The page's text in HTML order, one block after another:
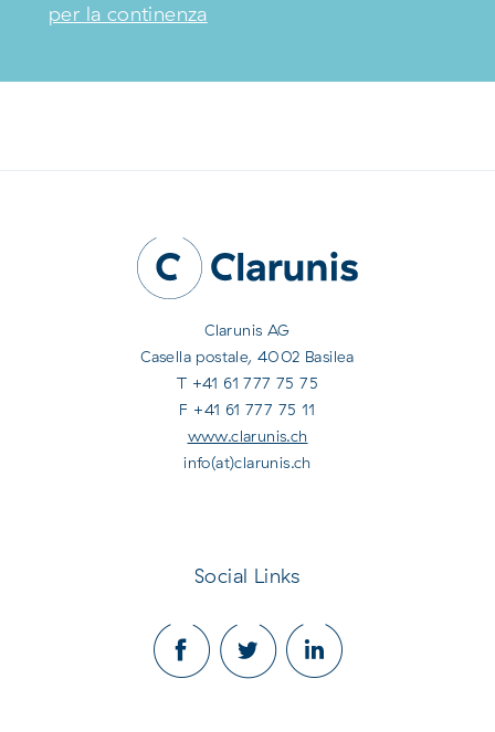
per la continenza
Clarunis AG
Casella postale, 4002 Basilea
T +41 61 777 75 75
F +41 61 777 75 11
www.clarunis.ch
info(at)clarunis.ch
Social Links